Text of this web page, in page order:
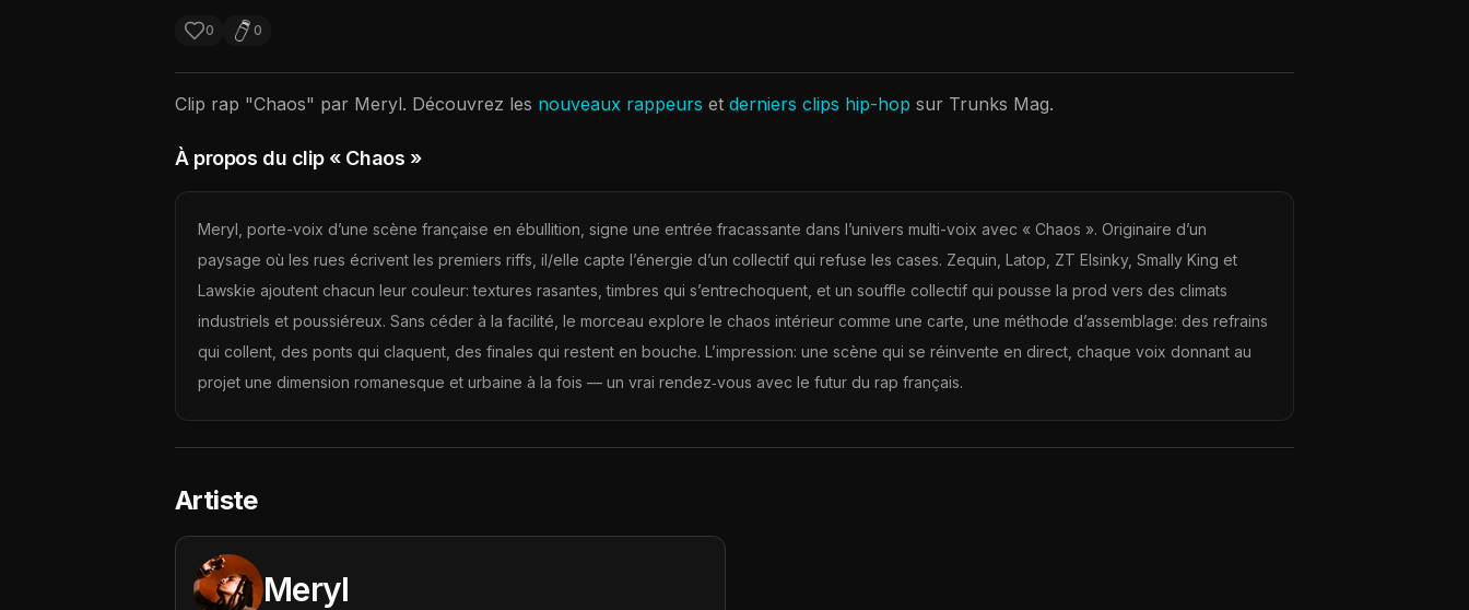
0 0
Clip rap "Chaos" par Meryl. Découvrez les nouveaux rappeurs et derniers clips hip-hop sur Trunks Mag.
À propos du clip« Chaos »
Meryl, porte-voix d’une scène française en ébullition, signe une entrée fracassante dans l’univers multi-voix avec « Chaos ». Originaire d’un
paysage où les rues écrivent les premiers riffs, il/elle capte l’énergie d’un collectif qui refuse les cases. Zequin, Latop, ZT Elsinky, Smally King et
Lawskie ajoutent chacun leur couleur: textures rasantes, timbres qui s’entrechoquent, et un souffle collectif qui pousse la prod vers des climats
industriels et poussiéreux. Sans céder à la facilité, le morceau explore le chaos intérieur comme une carte, une méthode d’assemblage: des refrains
qui collent, des ponts qui claquent, des finales qui restent en bouche. L’impression: une scène qui se réinvente en direct, chaque voix donnant au
projet une dimension romanesque et urbaine à la fois — un vrai rendez‑vous avec le futur du rap français.
Artiste
Meryl